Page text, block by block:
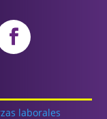
laborales